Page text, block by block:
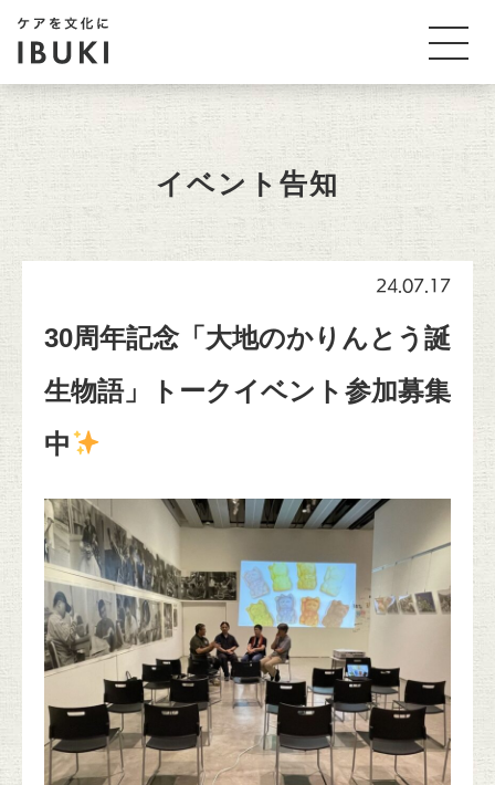
イベント告知
24.07.17
30周年記念「大地のかりんとう誕
生物語」トークイベント参加募集
中